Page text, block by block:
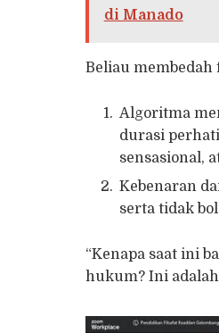
di Manado
Beliau
Algoritma
durasi
sensasional,
Kebenaran
serta tidak
“Kenapa saat ini
hukum? Ini